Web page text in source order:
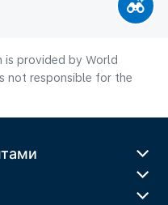
provided by World
not responsible for the